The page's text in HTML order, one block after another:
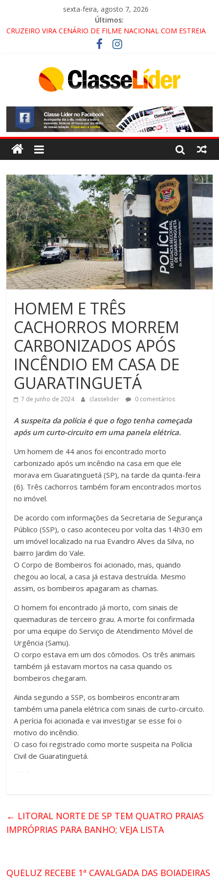
sexta-feira, agosto 7, 2026
Últimos:
CRUZEIRO VIRA CENÁRIO DE FILME NACIONAL COM ESTREIA
PROMOTOR DO GAECO
ACESSO À APARECIDA NA DUTRA SERÁ BLOQUEADO NO FIM
ALTERNATIVAS
LORENA, PINDAMONHANGABA E QUELUZ NA RETA FINAL
PELA FÁBRICA DA COCA-COLA!
HOMEM E TRÊS
CACHORROS MORREM
CARBONIZADOS APÓS
INCÊNDIO EM CASA DE
GUARATINGUETÁ
7 de junho de 2024 classelider 0 comentários
A suspeita da polícia é que o fogo tenha começada
após um curto-circuito em uma panela elétrica.
Um homem de 44 anos foi encontrado morto
carbonizado após um incêndio na casa em que ele
morava em Guaratinguetá (SP), na tarde da quinta-feira
(6). Três cachorros também foram encontrados mortos
no imóvel.
De acordo com informações da Secretaria de Segurança
Público (SSP), o caso aconteceu por volta das 14h30 em
um imóvel localizado na rua Evandro Alves da Silva, no
bairro Jardim do Vale.
O Corpo de Bombeiros foi acionado, mas, quando
chegou ao local, a casa já estava destruída. Mesmo
assim, os bombeiros apagaram as chamas.
O homem foi encontrado já morto, com sinais de
queimaduras de terceiro grau. A morte foi confirmada
por uma equipe do Serviço de Atendimento Móvel de
Urgência (Samu).
O corpo estava em um dos cômodos. Os três animais
também já estavam mortos na casa quando os
bombeiros chegaram.
Ainda segundo a SSP, os bombeiros encontraram
também uma panela elétrica com sinais de curto-circuito.
A perícia foi acionada e vai investigar se esse foi o
motivo do incêndio.
O caso foi registrado como morte suspeita na Polícia
Civil de Guaratinguetá.
← LITORAL NORTE DE SP TEM QUATRO PRAIAS
IMPRÓPRIAS PARA BANHO; VEJA LISTA
QUELUZ RECEBE 1ª CAVALGADA DAS BOIADEIRAS